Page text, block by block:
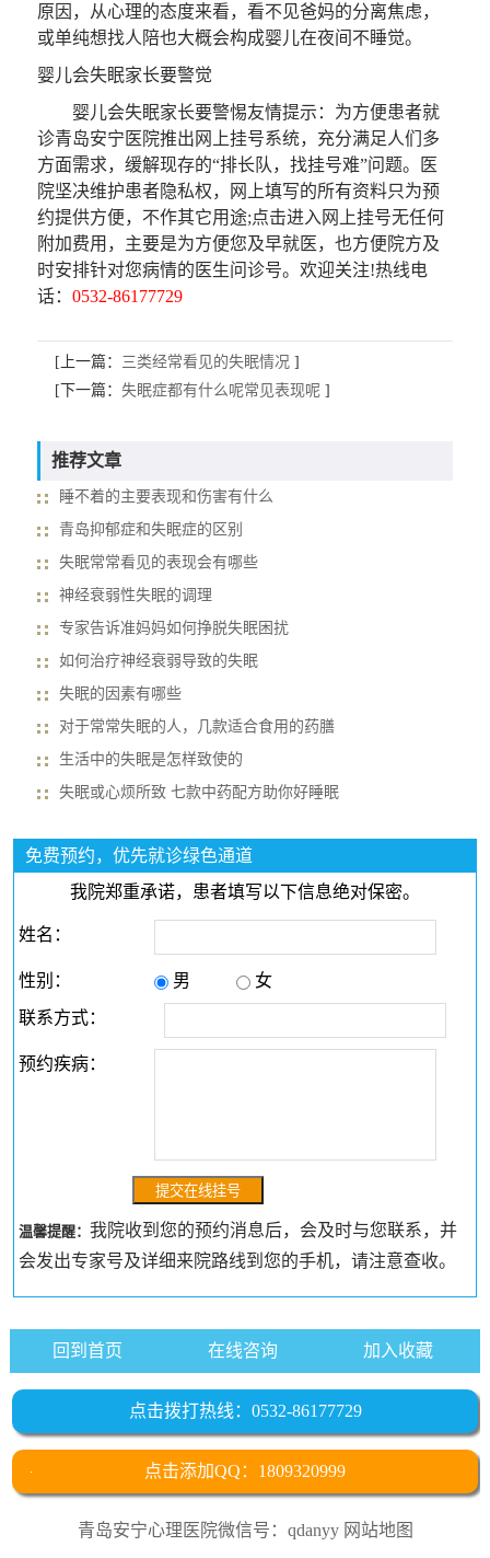
原因，从心理的态度来看，看不见爸妈的分离焦虑，
或单纯想找人陪也大概会构成婴儿在夜间不睡觉。
婴儿会失眠家长要警觉
婴儿会失眠家长要警惕友情提示：为方便患者就
诊青岛安宁医院推出网上挂号系统，充分满足人们多
方面需求，缓解现存的“排长队，找挂号难”问题。医
院坚决维护患者隐私权，网上填写的所有资料只为预
约提供方便，不作其它用途;点击进入网上挂号无任何
附加费用，主要是为方便您及早就医，也方便院方及
时安排针对您病情的医生问诊号。欢迎关注!热线电
话：0532-86177729
[上一篇： 三类经常看见的失眠情况]
[下一篇： 失眠症都有什么呢常见表现呢]
推荐文章
睡不着的主要表现和伤害有什么
青岛抑郁症和失眠症的区别
失眠常常看见的表现会有哪些
神经衰弱性失眠的调理
专家告诉准妈妈如何挣脱失眠困扰
如何治疗神经衰弱导致的失眠
失眠的因素有哪些
对于常常失眠的人，几款适合食用的药膳
生活中的失眠是怎样致使的
失眠或心烦所致 七款中药配方助你好睡眠
免费预约，优先就诊绿色通道
我院郑重承诺，患者填写以下信息绝对保密。
姓名：
性别： 男
女
联系方式：
预约疾病：
温馨提醒：我院收到您的预约消息后，会及时与您联系，并
会发出专家号及详细来院路线到您的手机，请注意查收。
回到首页 在线咨询 加入收藏
点击拨打热线：0532-86177729
点击添加QQ：1809320999
青岛安宁心理医院微信号：qdanyy 网站地图